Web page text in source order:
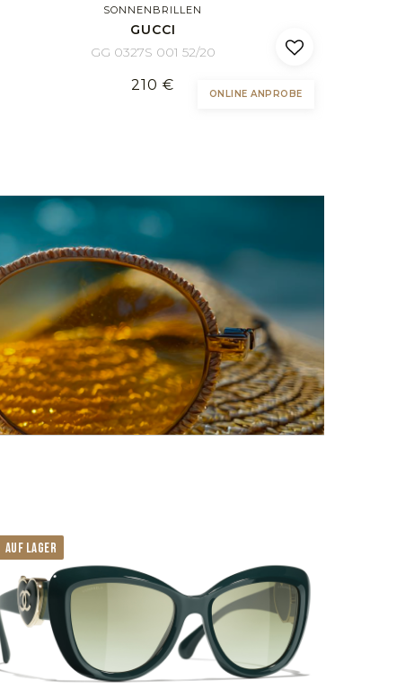
SONNENBRILLEN
GUCCI
GG 0327S 001 52/20
210 €
ONLINE ANPROBE
AUF LAGER